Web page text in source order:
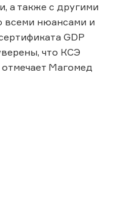
а также с другими
всеми нюансами и
GDP
что КСЭ
Магомед